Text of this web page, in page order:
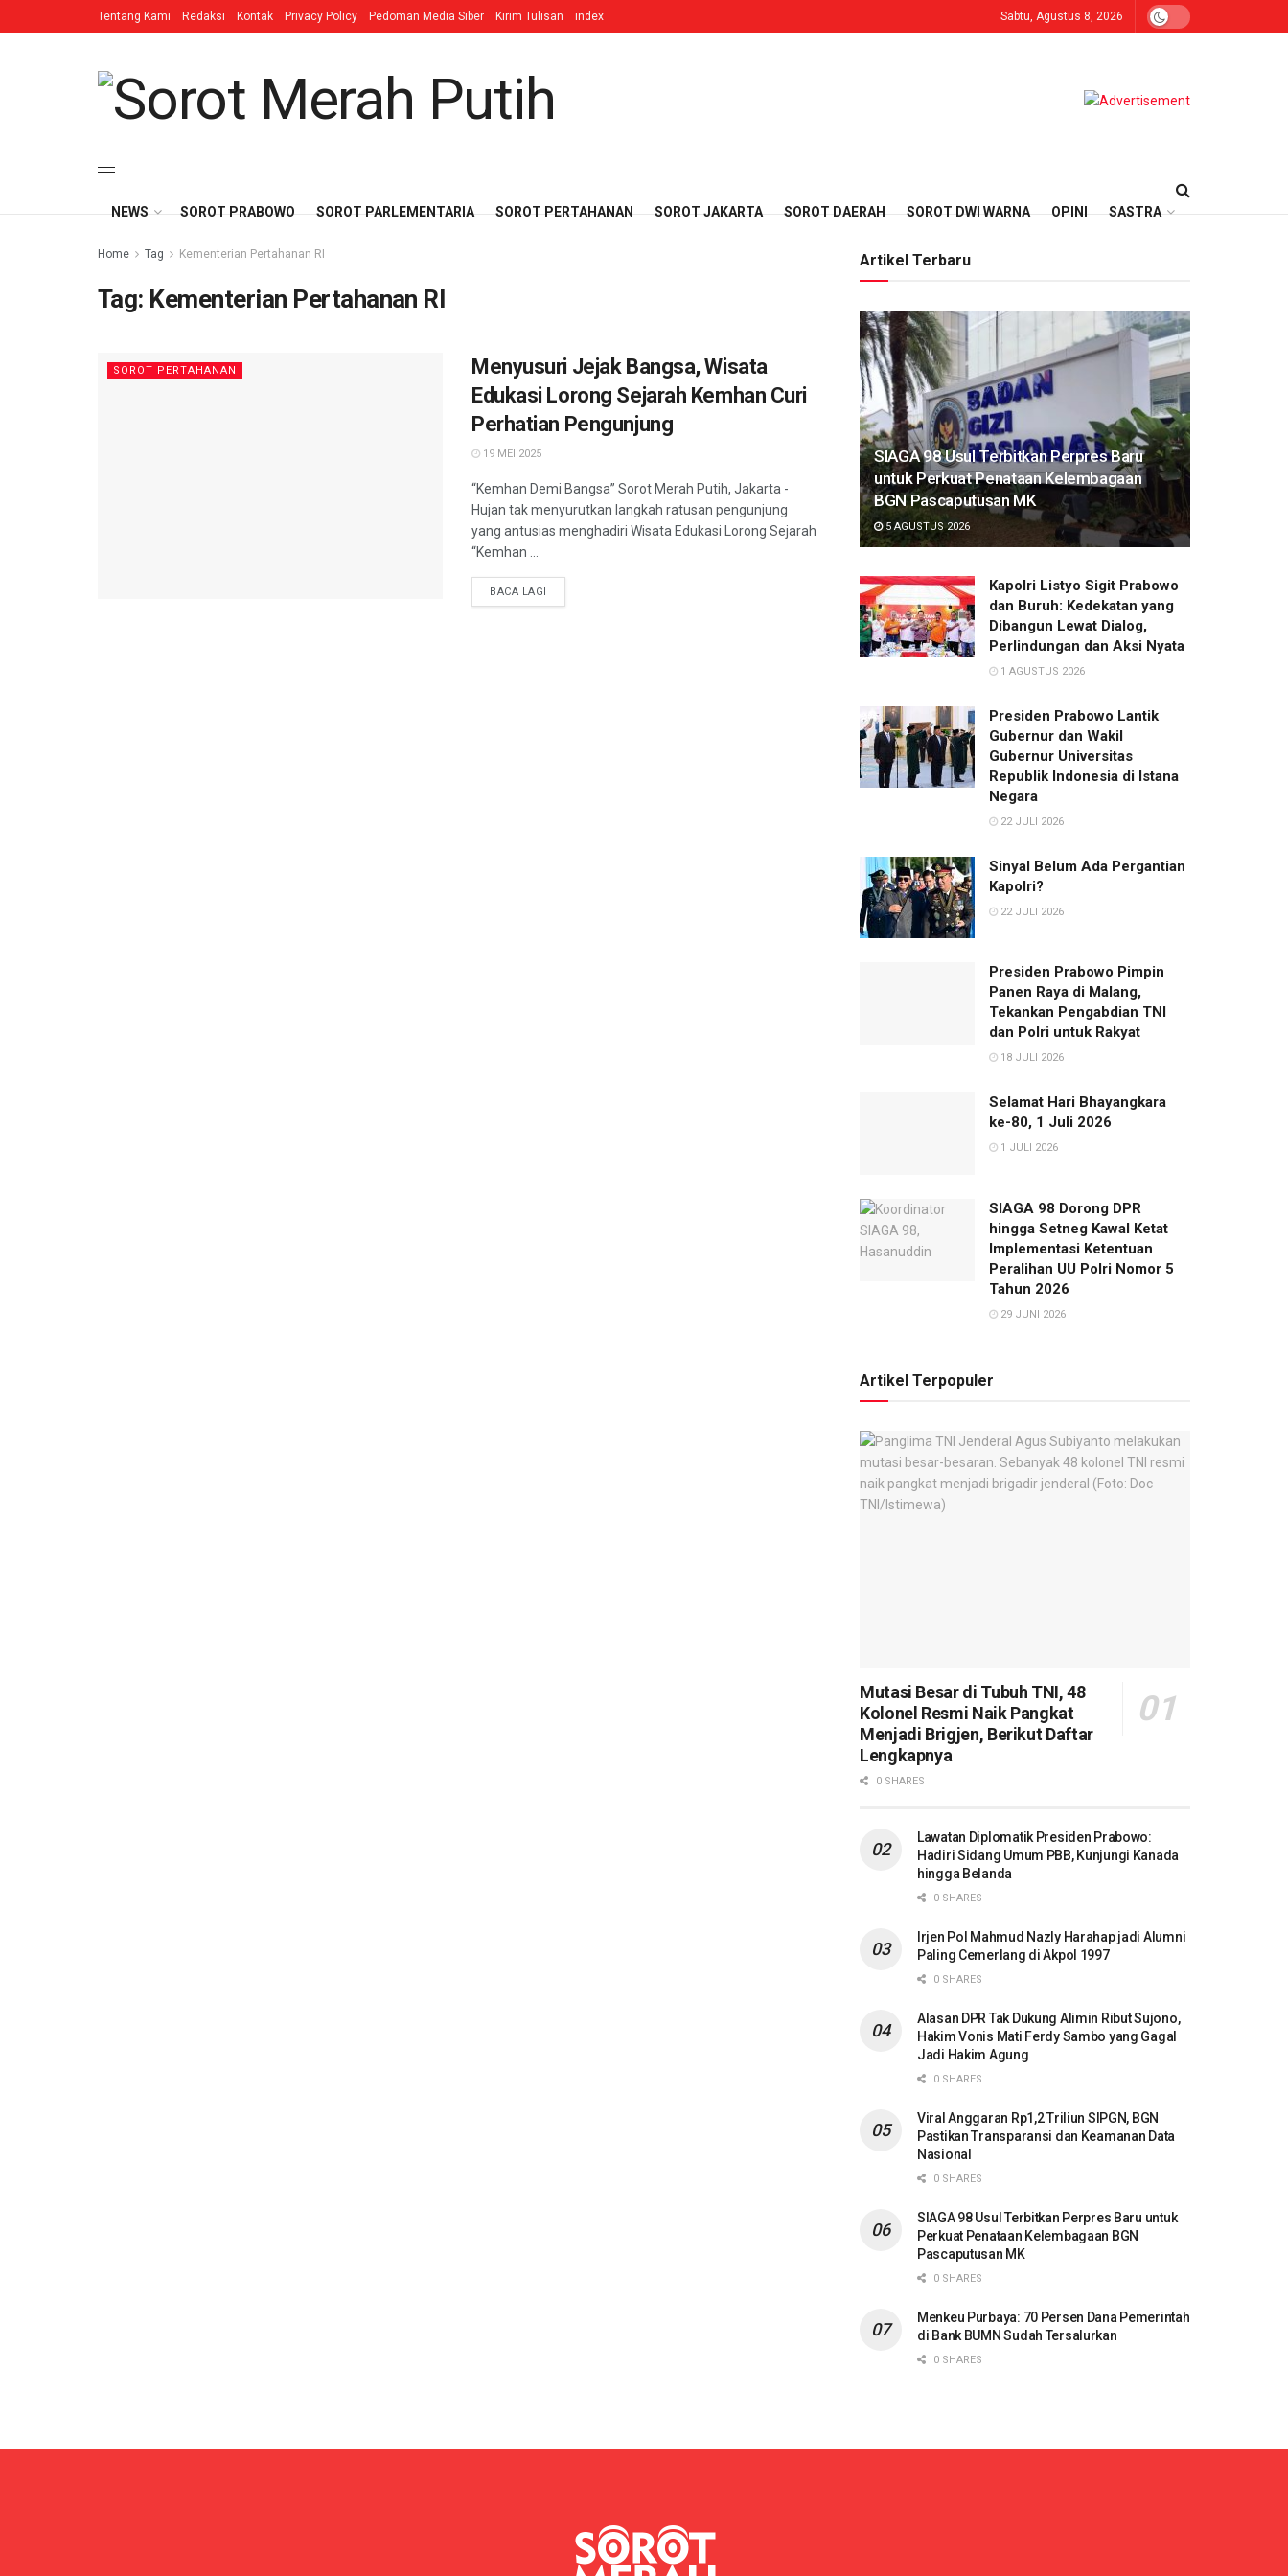
Tentang Kami Redaksi Kontak Privacy Policy Pedoman Media Siber Kirim Tulisan index Sabtu, Agustus 8, 2026
NEWS SOROT PRABOWO SOROT PARLEMENTARIA SOROT PERTAHANAN SOROT JAKARTA SOROT DAERAH SOROT DWI WARNA OPINI SASTRA
Home Tag Kementerian Pertahanan RI
Tag: Kementerian Pertahanan RI
SOROT PERTAHANAN
Menyusuri Jejak Bangsa, Wisata
Edukasi Lorong Sejarah Kemhan Curi
Perhatian Pengunjung
19 MEI 2025
“Kemhan Demi Bangsa” Sorot Merah Putih, Jakarta -
Hujan tak menyurutkan langkah ratusan pengunjung
yang antusias menghadiri Wisata Edukasi Lorong Sejarah
“Kemhan ...
BACA LAGI
Artikel Terbaru
SIAGA 98 Usul Terbitkan Perpres Baru
untuk Perkuat Penataan Kelembagaan
BGN Pascaputusan MK
5 AGUSTUS 2026
Kapolri Listyo Sigit Prabowo
dan Buruh: Kedekatan yang
Dibangun Lewat Dialog,
Perlindungan dan Aksi Nyata
1 AGUSTUS 2026
Presiden Prabowo Lantik
Gubernur dan Wakil
Gubernur Universitas
Republik Indonesia di Istana
Negara
22 JULI 2026
Sinyal Belum Ada Pergantian
Kapolri?
22 JULI 2026
Presiden Prabowo Pimpin
Panen Raya di Malang,
Tekankan Pengabdian TNI
dan Polri untuk Rakyat
18 JULI 2026
Selamat Hari Bhayangkara
ke-80, 1 Juli 2026
1 JULI 2026
SIAGA 98 Dorong DPR
hingga Setneg Kawal Ketat
Implementasi Ketentuan
Peralihan UU Polri Nomor 5
Tahun 2026
29 JUNI 2026
Artikel Terpopuler
Mutasi Besar di Tubuh TNI, 48
Kolonel Resmi Naik Pangkat
Menjadi Brigjen, Berikut Daftar
Lengkapnya
0 SHARES
Lawatan Diplomatik Presiden Prabowo:
Hadiri Sidang Umum PBB, Kunjungi Kanada
hingga Belanda
0 SHARES
Irjen Pol Mahmud Nazly Harahap jadi Alumni
Paling Cemerlang di Akpol 1997
0 SHARES
Alasan DPR Tak Dukung Alimin Ribut Sujono,
Hakim Vonis Mati Ferdy Sambo yang Gagal
Jadi Hakim Agung
0 SHARES
Viral Anggaran Rp1,2 Triliun SIPGN, BGN
Pastikan Transparansi dan Keamanan Data
Nasional
0 SHARES
SIAGA 98 Usul Terbitkan Perpres Baru untuk
Perkuat Penataan Kelembagaan BGN
Pascaputusan MK
0 SHARES
Menkeu Purbaya: 70 Persen Dana Pemerintah
di Bank BUMN Sudah Tersalurkan
0 SHARES